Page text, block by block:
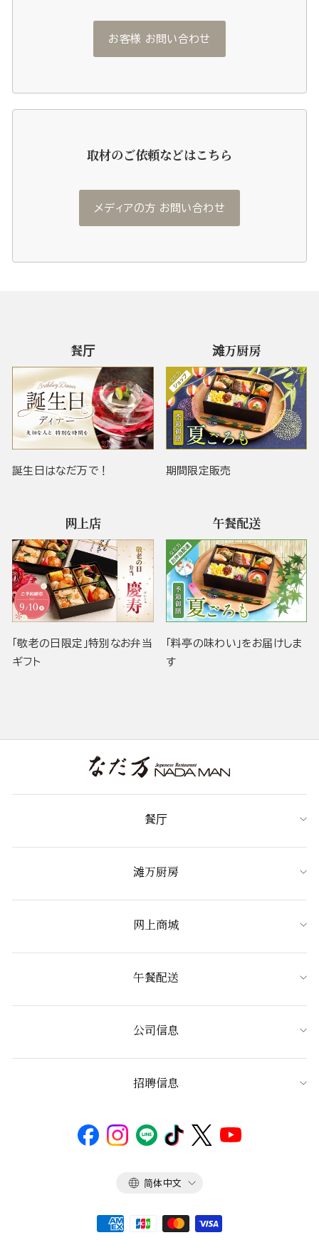
お客様 お問い合わせ
取材のご依頼などはこちら
メディアの方 お問い合わせ
餐厅
誕生日はなだ万で！
滩万厨房
期間限定販売
网上店
「敬老の日限定」特別なお弁当
ギフト
午餐配送
「料亭の味わい」をお届けしま
す
餐厅
滩万厨房
网上商城
午餐配送
公司信息
招聘信息
语
简体中文